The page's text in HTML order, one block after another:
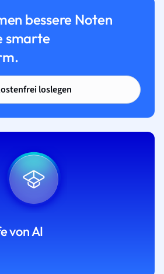
bessere Noten
smarte
loslegen
von AI